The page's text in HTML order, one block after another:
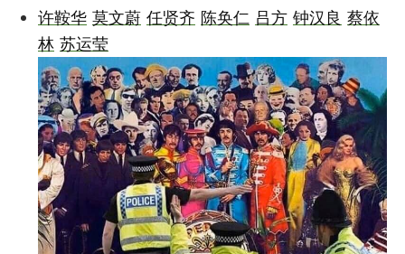
许鞍华 莫文蔚 任贤齐 陈奂仁 吕方 钟汉良 蔡依
林 苏运莹